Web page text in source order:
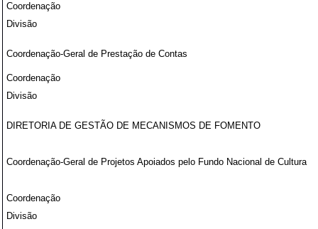
Coordenação
Divisão
Coordenação-Geral de Prestação de Contas
Coordenação
Divisão
DIRETORIA DE GESTÃO DE MECANISMOS DE FOMENTO
Coordenação-Geral de Projetos Apoiados pelo Fundo Nacional de Cultura
Coordenação
Divisão